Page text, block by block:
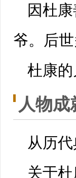
因杜
爷。后
杜康
人物成
从历代
关于